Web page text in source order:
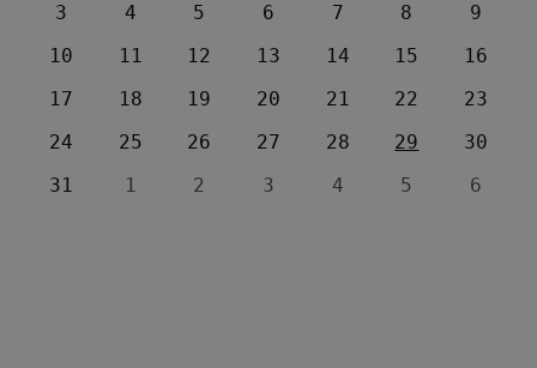
3
4 5 6 7 8
9
10
11 12 13 14 15
16
17
18 19 20 21 22
23
24
25 26 27 28 29
30
31
1 2 3 4 5 6